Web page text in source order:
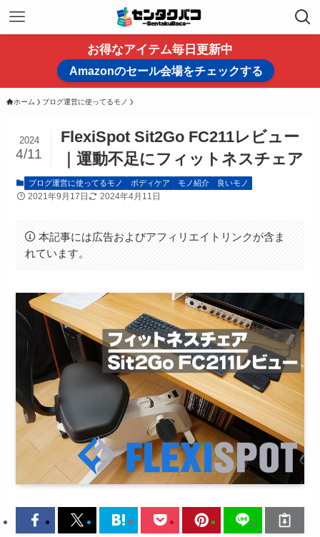
お得なアイテム毎日更新中
Amazonのセール会場をチェックする
ホーム ブログ運営に使ってるモノ
FlexiSpot Sit2Go FC211レビュー
｜運動不足にフィットネスチェア
2024
4/11
ブログ運営に使ってるモノ ボディケア モノ紹介 良いモノ
2021年9月17日 2024年4月11日
本記事には広告およびアフィリエイトリンクが含ま
れています。